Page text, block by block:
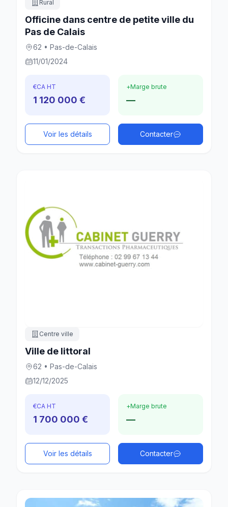
Rural
Officine dans centre de petite ville du
Pas de Calais
62 • Pas-de-Calais
11/01/2024
€CA HT
1 120 000 €
+Marge brute
—
Voir les détails Contacter
Centre ville
Ville de littoral
62 • Pas-de-Calais
12/12/2025
€CA HT
1 700 000 €
+Marge brute
—
Voir les détails Contacter